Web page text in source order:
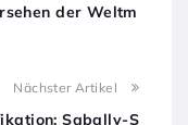
der Weltm
Nächster Artikel
Sabally-S